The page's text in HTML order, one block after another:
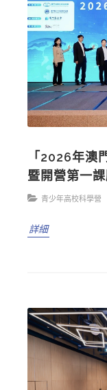
「2026年澳
暨開營第一
青少年高校科學營
詳細